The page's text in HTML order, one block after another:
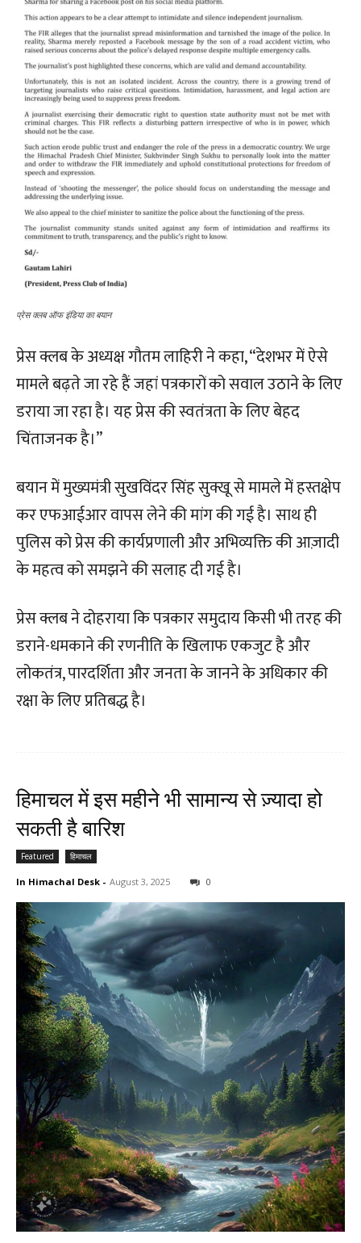
प्रेस क्लब ऑफ इंडिया का बयान
प्रेस क्लब के अध्यक्ष गौतम लाहिरी ने कहा, “देशभर में ऐसे
मामले बढ़ते जा रहे हैं जहां पत्रकारों को सवाल उठाने के लिए
डराया जा रहा है। यह प्रेस की स्वतंत्रता के लिए बेहद
चिंताजनक है।”
बयान में मुख्यमंत्री सुखविंदर सिंह सुक्खू से मामले में हस्तक्षेप
कर एफआईआर वापस लेने की मांग की गई है। साथ ही
पुलिस को प्रेस की कार्यप्रणाली और अभिव्यक्ति की आज़ादी
के महत्व को समझने की सलाह दी गई है।
प्रेस क्लब ने दोहराया कि पत्रकार समुदाय किसी भी तरह की
डराने-धमकाने की रणनीति के खिलाफ एकजुट है और
लोकतंत्र, पारदर्शिता और जनता के जानने के अधिकार की
रक्षा के लिए प्रतिबद्ध है।
हिमाचल में इस महीने भी सामान्य से ज़्यादा हो
सकती है बारिश
Featured हिमाचल
In Himachal Desk - August 3, 2025 0